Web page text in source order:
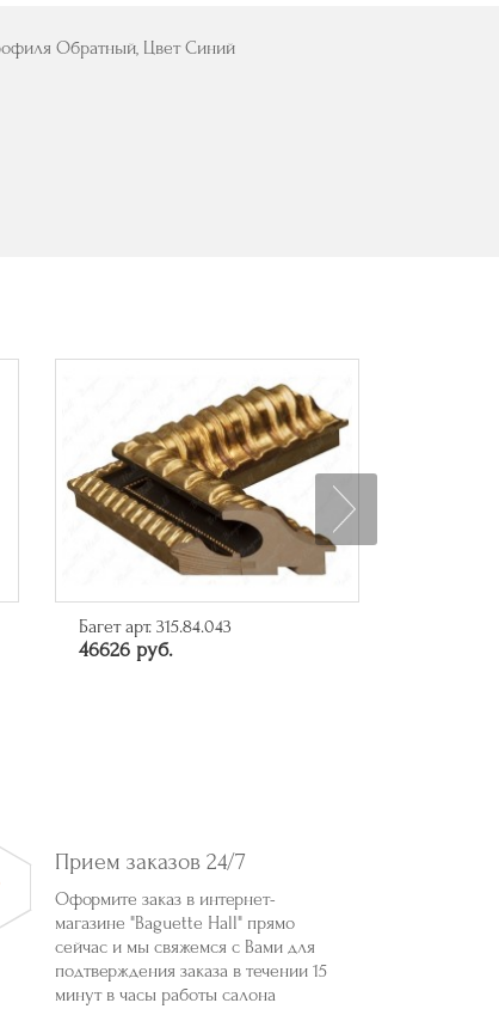
Обратный, Цвет Синий
Багет арт. 315.84.043
46626 руб.
Прием заказов 24/7
Оформите заказ в интернет-
магазине "Baguette Hall" прямо
сейчас и мы свяжемся с Вами для
подтверждения заказа в течении 15
минут в часы работы салона